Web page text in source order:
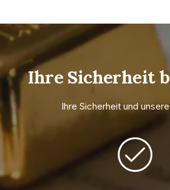
Ihre Sicherheit
Ihre Sicherheit und